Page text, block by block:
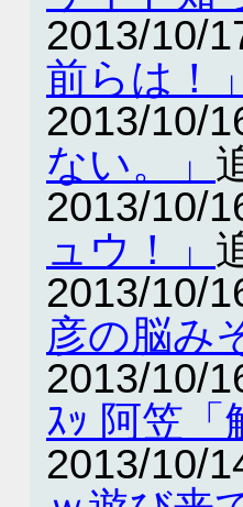
2013/10/
前らは！」
2013/10/
ない。」
2013/10/
ュウ！」
2013/10/
彦の脳み
2013/10/
ｽｯ 阿笠「
2013/10/